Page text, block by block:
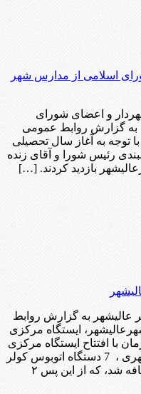
اسلامی از مدارس شهر
و اعضای شورای
به گزارش روابط عمومی
توجه به آغاز سال تحصیلی
رئیس شورا و آقای زنده
بازدید کردند. […]
عالیشهر به گزارش روابط
ایستگاه مرکزی
با افتتاح ایستگاه مرکزی
و مکانیزه کردن ایستگاه های درون شهری ، 7 دستگاه اتوبوس کولر
دار به ناوگان حمل و نقل عالیشهر اضافه شد، که از این پس ۲